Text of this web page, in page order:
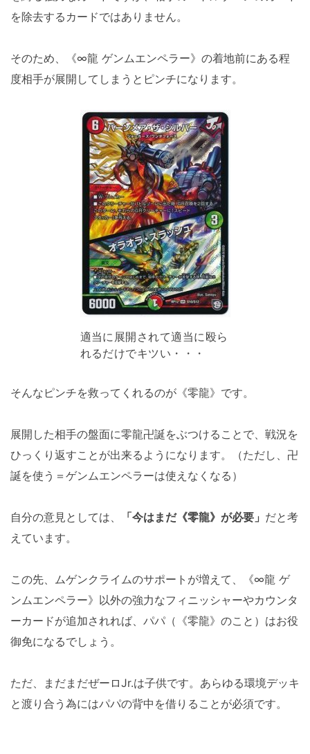
を除去するカードではありません。
そのため、《∞龍 ゲンムエンペラー》の着地前にある程
度相手が展開してしまうとピンチになります。
適当に展開されて適当に殴ら
れるだけでキツい・・・
そんなピンチを救ってくれるのが《零龍》です。
展開した相手の盤面に零龍卍誕をぶつけることで、戦況を
ひっくり返すことが出来るようになります。（ただし、卍
誕を使う＝ゲンムエンペラーは使えなくなる）
自分の意見としては、 「今はまだ《零龍》が必要」 だと考
えています。
この先、ムゲンクライムのサポートが増えて、《∞龍 ゲ
ンムエンペラー》以外の強力なフィニッシャーやカウンタ
ーカードが追加されれば、パパ（《零龍》のこと）はお役
御免になるでしょう。
ただ、まだまだぜーロJr.は子供です。あらゆる環境デッキ
と渡り合う為にはパパの背中を借りることが必須です。